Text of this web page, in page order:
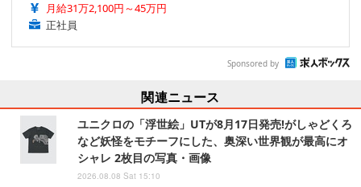
月給31万2,100円～45万円
正社員
Sponsored by
関連ニュース
ユニクロの「浮世絵」UTが8月17日発売!がしゃどくろ
など妖怪をモチーフにした、奥深い世界観が最高にオ
シャレ 2枚目の写真・画像
2026.08.08 Sat 15:10